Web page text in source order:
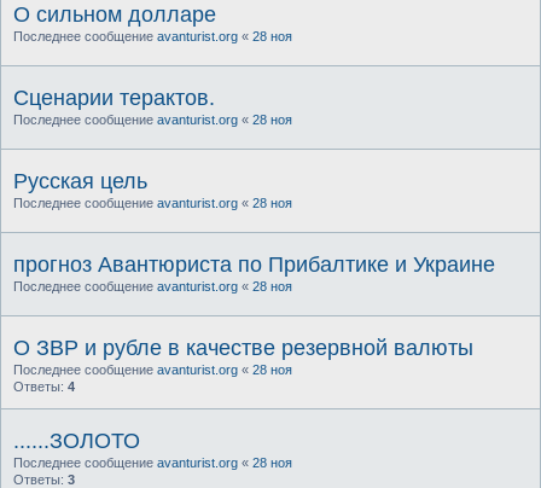
О сильном долларе
Последнее сообщение avanturist.org « 28 ноя
Сценарии терактов.
Последнее сообщение avanturist.org « 28 ноя
Русская цель
Последнее сообщение avanturist.org « 28 ноя
прогноз Авантюриста по Прибалтике и Украине
Последнее сообщение avanturist.org « 28 ноя
О ЗВР и рубле в качестве резервной валюты
Последнее сообщение avanturist.org « 28 ноя
Ответы: 4
......ЗОЛОТО
Последнее сообщение avanturist.org « 28 ноя
Ответы: 3